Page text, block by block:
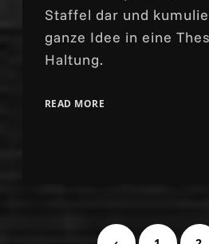
Staffel dar und
ganze Idee in eine
Haltung.
READ MORE